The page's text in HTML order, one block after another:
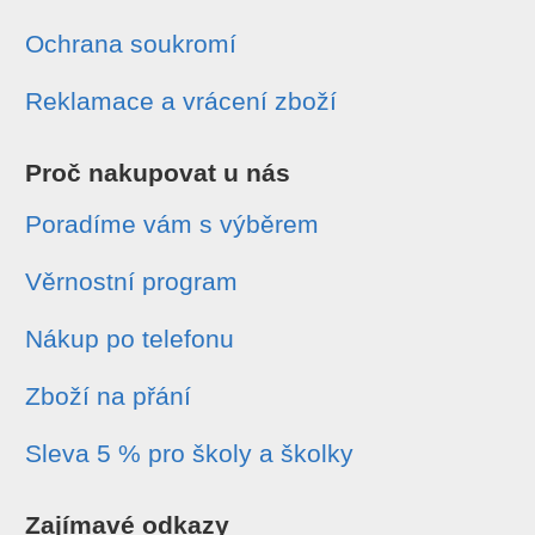
Ochrana soukromí
Reklamace a vrácení zboží
Proč nakupovat u nás
Poradíme vám s výběrem
Věrnostní program
Nákup po telefonu
Zboží na přání
Sleva 5 % pro školy a školky
Zajímavé odkazy